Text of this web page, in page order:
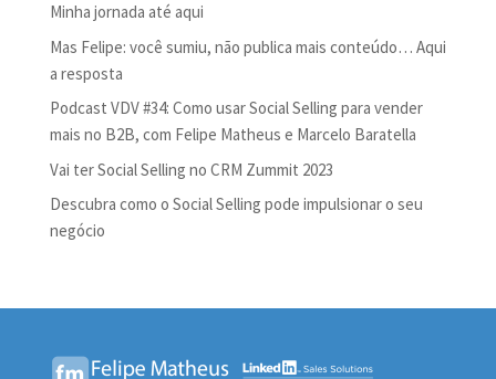
Minha jornada até aqui
Mas Felipe: você sumiu, não publica mais conteúdo… Aqui
a resposta
Podcast VDV #34: Como usar Social Selling para vender
mais no B2B, com Felipe Matheus e Marcelo Baratella
Vai ter Social Selling no CRM Zummit 2023
Descubra como o Social Selling pode impulsionar o seu
negócio